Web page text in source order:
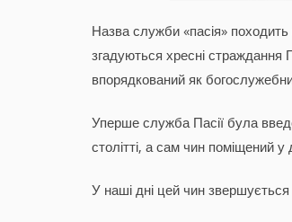
Назва служби «пасія»
згадуються хресні страждання
впорядкований як
Уперше служба Пасії була
столітті, а сам чин поміщений
У наші дні цей чин звершується